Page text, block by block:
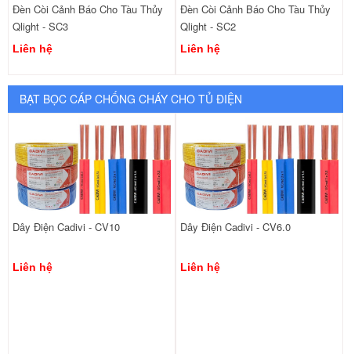
Đèn Còi Cảnh Báo Cho Tàu Thủy
Qlight - SC3
Liên hệ
Đèn Còi Cảnh Báo Cho Tàu Thủy
Qlight - SC2
Liên hệ
BẠT BỌC CÁP CHỐNG CHÁY CHO TỦ ĐIỆN
Dây Điện Cadivi - CV10
Liên hệ
Dây Điện Cadivi - CV6.0
Liên hệ